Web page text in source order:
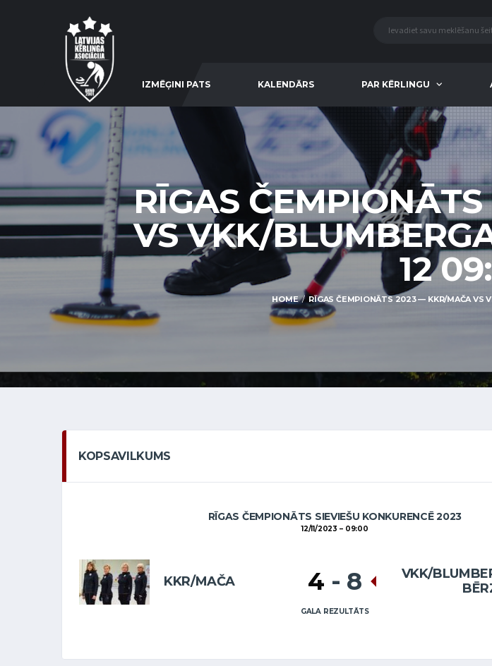
IZMĒĢINI PATS KALENDĀRS PAR KĒRLINGU
RĪGAS
VS VKK/
12
HOME RĪGAS ČEMPIONĀTS 2023 — KKR/MAČA VS
KOPSAVILKUMS
RĪGAS ČEMPIONĀTS SIEVIEŠU KONKURENCĒ 2023
12/11/2023 09:00
KKR/MAČA
VKK/
4 - 8
GALA REZULTĀTS